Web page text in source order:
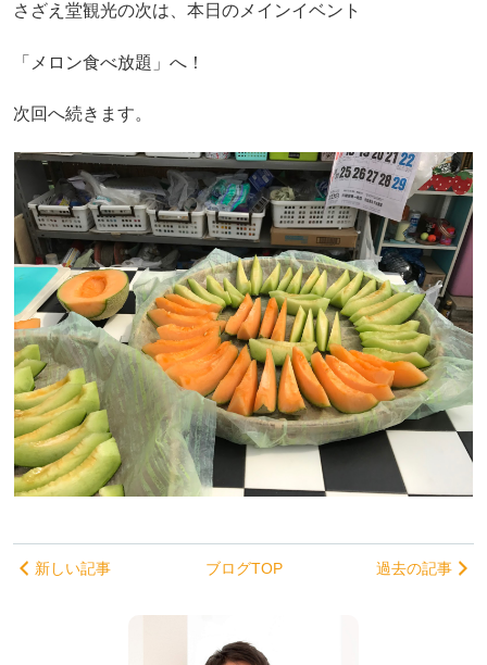
さざえ堂観光の次は、本日のメインイベント
「メロン食べ放題」へ！
次回へ続きます。
新しい記事 ブログTOP 過去の記事